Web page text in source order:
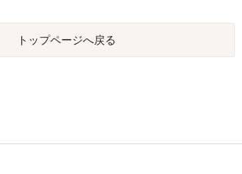
トップページへ戻る